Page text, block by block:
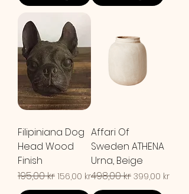
Filipiniana Dog
Head Wood
Finish
Ordinarie pris
195,00 kr Reapris
156,00 kr
Affari Of
Sweden ATHENA
Urna, Beige
Ordinarie pris
498,00 kr Reapris
399,00 kr